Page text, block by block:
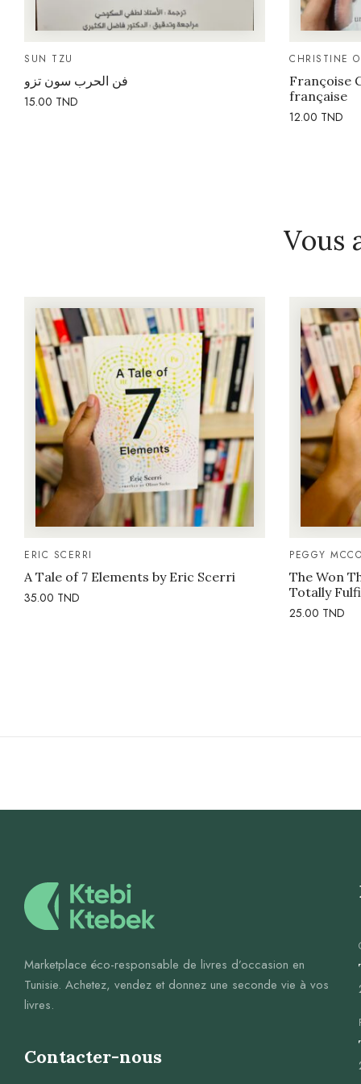
SUN TZU
فن الحرب سون تزو
15.00 TND
CHRISTINE
Françoise
française
12.00 TND
Vous
ERIC SCERRI
A Tale of 7 Elements by Eric Scerri
35.00 TND
PEGGY
The Won
Totally
25.00 TND
Marketplace éco-responsable de livres d’occasion en
Tunisie. Achetez, vendez et donnez une seconde vie à vos
livres.
Contacter-nous